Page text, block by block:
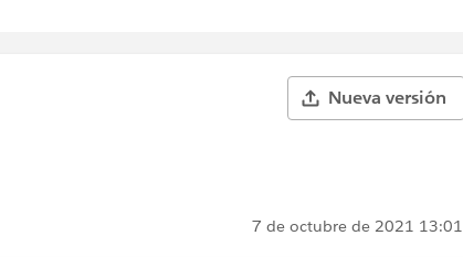
Nueva versión
7 de octubre de 2021 13:01